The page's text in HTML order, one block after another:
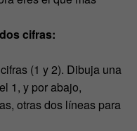
cifras:
(1 y 2). Dibuja una
1, y por abajo,
otras dos líneas para